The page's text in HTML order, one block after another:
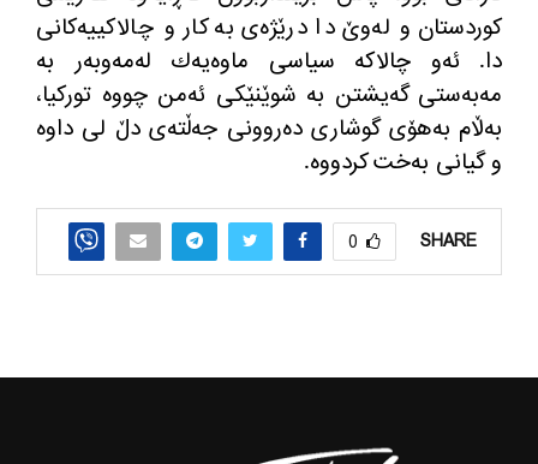
كوردستان و له‌وێ دا درێژه‌ی به‌ كار و چالاكییه‌كانی
دا. ئه‌و چالاكه‌ سیاسی ماوه‌یه‌ك له‌مه‌وبه‌ر به‌
مه‌به‌ستی گه‌یشتن به‌ شوێنێكی ئه‌من چووه‌ توركیا،
به‌ڵام به‌هۆی گوشاری‌ ده‌روونی جه‌ڵته‌ی دڵ لی داوه‌
و گیانی به‌خت كردووه‌.
SHARE
0